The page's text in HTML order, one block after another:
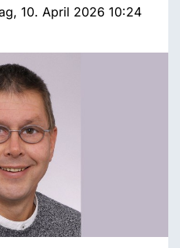
10. April 2026 10:24